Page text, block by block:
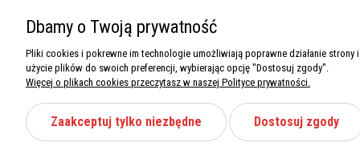
32-080 Zabierzów
NIP: 5130284470
REGON: 5246591010
Dbamy o Twoją prywatność
Pliki cookies i pokrewne im technologie umożliwiają poprawne działanie
użycie plików do swoich preferencji, wybierając opcję "Dostosuj zgody".
Więcej o plikach cookies przeczytasz w naszej Polityce prywatności.
Zaakceptuj tylko niezbędne Dostosuj zgody